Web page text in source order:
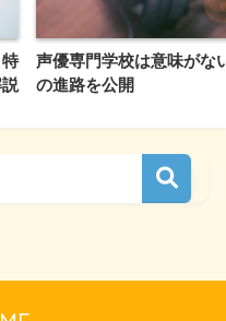
声優専門学校は意味がな
の進路を公開